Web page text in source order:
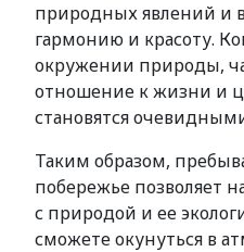
природных явлений и
гармонию и красоту.
окружении природы,
отношение к жизни и
становятся
Таким образом,
побережье позволяет
с природой и ее
сможете окунуться в